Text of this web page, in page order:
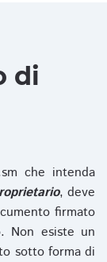
di
che intenda
, deve
firmato
Non esiste un
sotto forma di